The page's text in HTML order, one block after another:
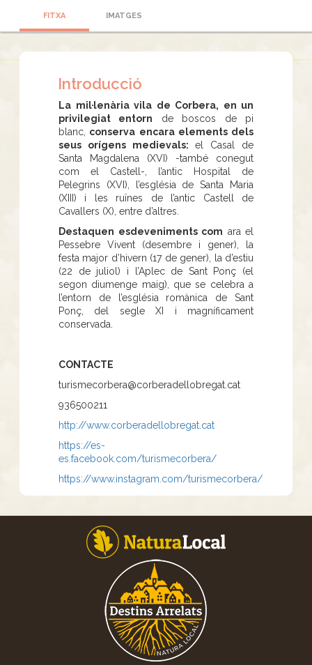
FITXA IMATGES
Introducció
La mil·lenària vila de Corbera, en un
privilegiat entorn de boscos de pi
blanc, conserva encara elements dels
seus orígens medievals: el Casal de
Santa Magdalena (XVI) -també conegut
com el Castell-, l’antic Hospital de
Pelegrins (XVI), l’església de Santa Maria
(XIII) i les ruïnes de l’antic Castell de
Cavallers (X), entre d’altres.
Destaquen esdeveniments com ara el
Pessebre Vivent (desembre i gener), la
festa major d’hivern (17 de gener), la d’estiu
(22 de juliol) i l’Aplec de Sant Ponç (el
segon diumenge maig), que se celebra a
l’entorn de l’església romànica de Sant
Ponç, del segle XI i magníficament
conservada.
CONTACTE
turismecorbera@corberadellobregat.cat
936500211
http://www.corberadellobregat.cat
https://es-
es.facebook.com/turismecorbera/
https://www.instagram.com/turismecorbera/